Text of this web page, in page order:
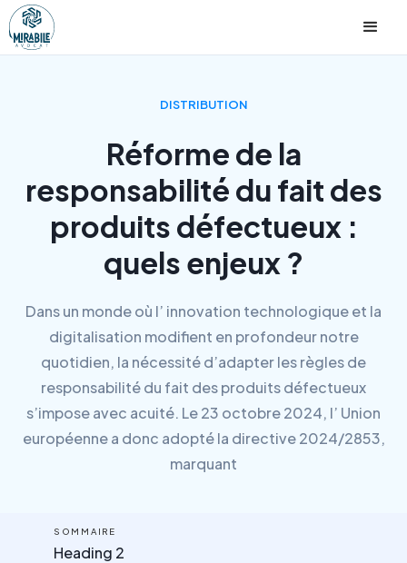
DISTRIBUTION
Réforme de la
responsabilité du fait des
produits défectueux :
quels enjeux ?
Dans un monde où l’ innovation technologique et la
digitalisation modifient en profondeur notre
quotidien, la nécessité d’adapter les règles de
responsabilité du fait des produits défectueux
s’impose avec acuité. Le 23 octobre 2024, l’ Union
européenne a donc adopté la directive 2024/2853,
marquant
SOMMAIRE
Heading 2